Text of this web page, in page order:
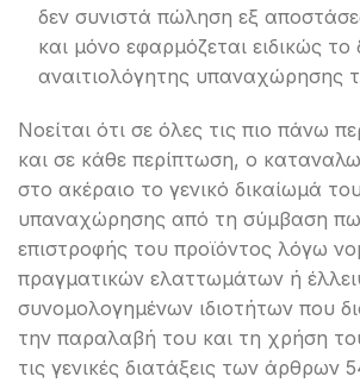
δεν συνιστά πώληση εξ
και μόνο εφαρμόζεται ειδικώς το
αναιτιολόγητης υπαναχώρησης
Νοείται ότι σε όλες τις πιο πάνω
και σε κάθε περίπτωση, ο
στο ακέραιο το γενικό δικαίωμά
υπαναχώρησης από τη σύμβαση
επιστροφής του προϊόντος λόγω
πραγματικών ελαττωμάτων ή
συνομολογημένων ιδιοτήτων που
την παραλαβή του και τη χρήση
τις γενικές διατάξεις των άρθρων